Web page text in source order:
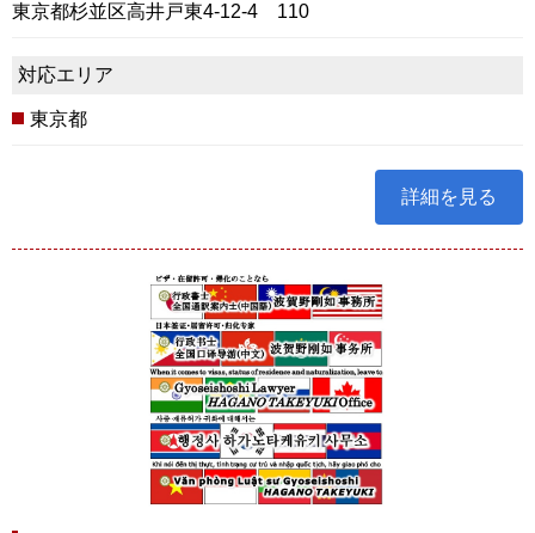
東京都杉並区高井戸東4-12-4 110
対応エリア
東京都
詳細を見る